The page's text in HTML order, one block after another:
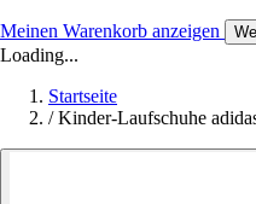
Meinen Warenkorb anzeigen
Loading...
Startseite
/ Kinder-Laufschuhe